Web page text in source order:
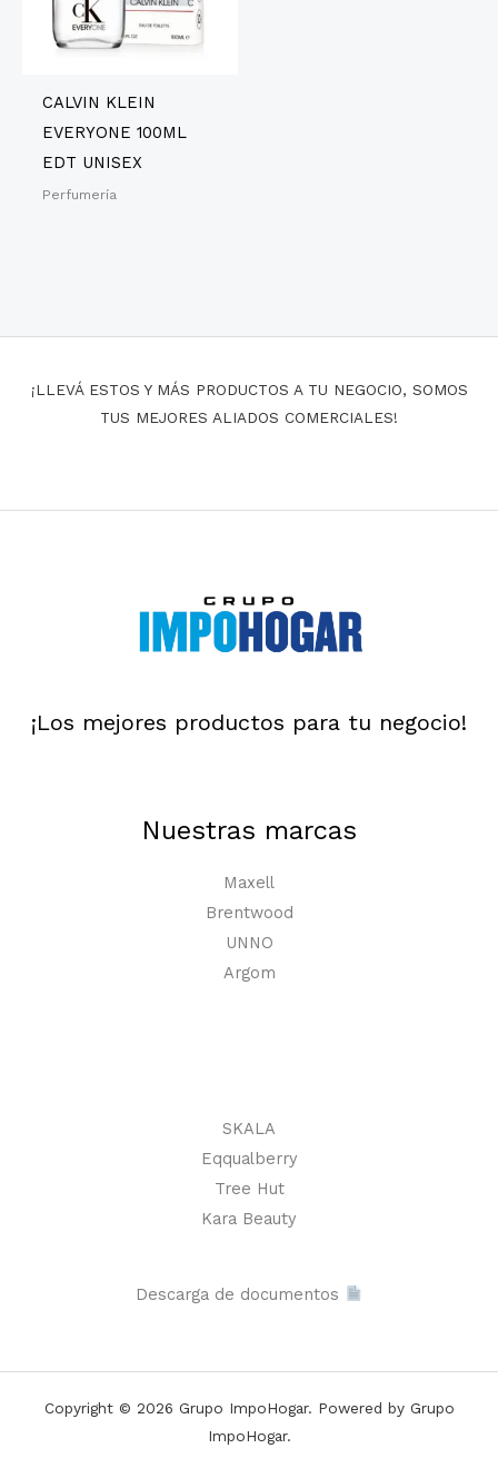
CALVIN KLEIN
EVERYONE 100ML
EDT UNISEX
Perfumería
¡LLEVÁ ESTOS Y MÁS PRODUCTOS A TU NEGOCIO, SOMOS
TUS MEJORES ALIADOS COMERCIALES!
¡Los mejores productos para tu negocio!
Nuestras marcas
Maxell
Brentwood
UNNO
Argom
SKALA
Eqqualberry
Tree Hut
Kara Beauty
Descarga de documentos
Copyright © 2026 Grupo ImpoHogar. Powered by Grupo
ImpoHogar.